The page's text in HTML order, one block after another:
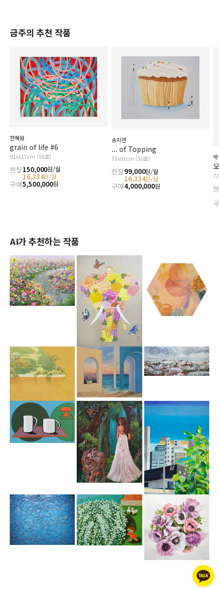
금주의 추천 작품
한혜원
grain of life #6
91x117cm (50호)
렌탈150,000원/월
16,334원/월
구매5,500,000원
송지연
... of Topping
73x91cm (30호)
렌탈99,000원/월
16,334원/월
구매4,000,000원
AI가 추천하는 작품